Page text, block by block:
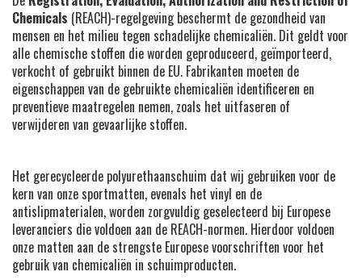
Chemicals (REACH)-regelgeving beschermt de gezondheid van
mensen en het milieu tegen schadelijke chemicaliën. Dit geldt voor
alle chemische stoffen die worden geproduceerd, geïmporteerd,
verkocht of gebruikt binnen de EU. Fabrikanten moeten de
eigenschappen van de gebruikte chemicaliën identificeren en
preventieve maatregelen nemen, zoals het uitfaseren of
verwijderen van gevaarlijke stoffen.
Het gerecycleerde polyurethaanschuim dat wij gebruiken voor de
kern van onze sportmatten, evenals het vinyl en de
antislipmaterialen, worden zorgvuldig geselecteerd bij Europese
leveranciers die voldoen aan de REACH-normen. Hierdoor voldoen
onze matten aan de strengste Europese voorschriften voor het
gebruik van chemicaliën in schuimproducten.